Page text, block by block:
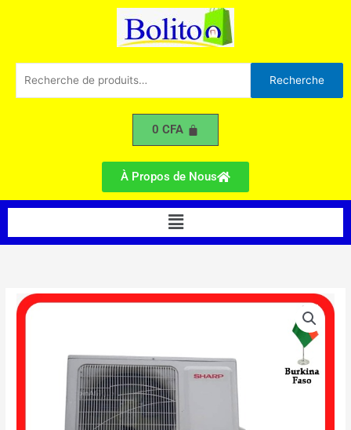
pour :
Recherche
0CFA
À Propos de Nous
Menu
quantité
de